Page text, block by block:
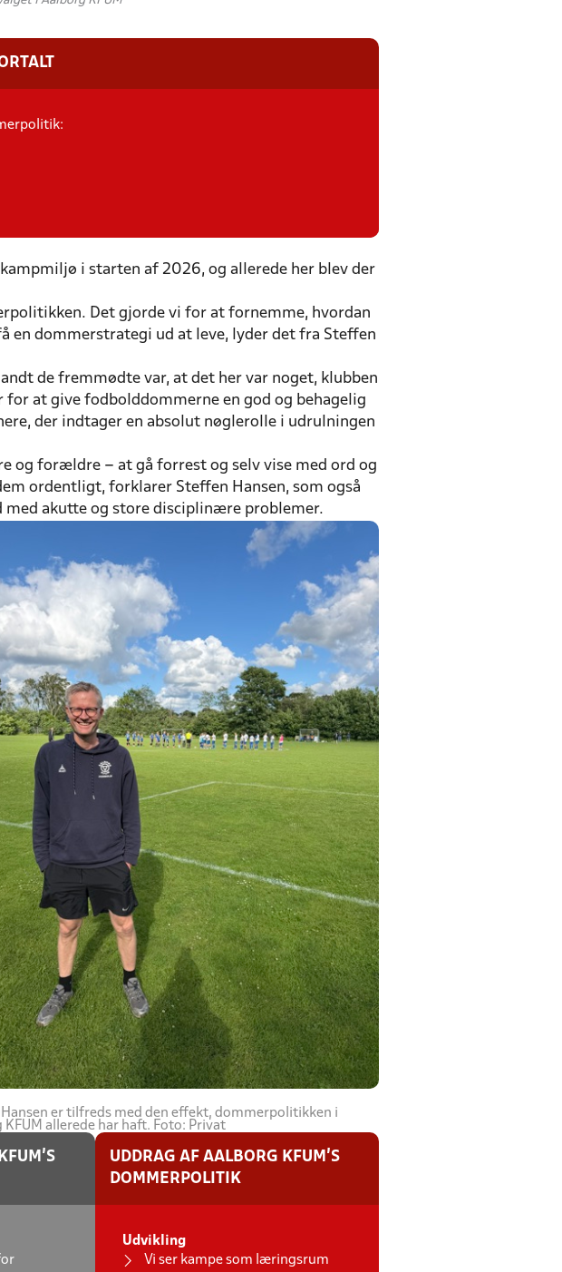
i starten af 2026, og allerede her blev der
Det gjorde vi for at fornemme, hvordan
en dommerstrategi ud at leve, lyder det fra Steffen
de fremmødte var, at det her var noget, klubben
at give fodbolddommerne en god og behagelig
der indtager en absolut nøglerolle i udrulningen
og forældre – at gå forrest og selv vise med ord og
ordentligt, forklarer Steffen Hansen, som også
akutte og store disciplinære problemer.
er tilfreds med den effekt, dommerpolitikken i
KFUM allerede har haft. Foto: Privat
UDDRAG AF AALBORG KFUM'S
DOMMERPOLITIK
Udvikling
Vi ser kampe som læringsrum